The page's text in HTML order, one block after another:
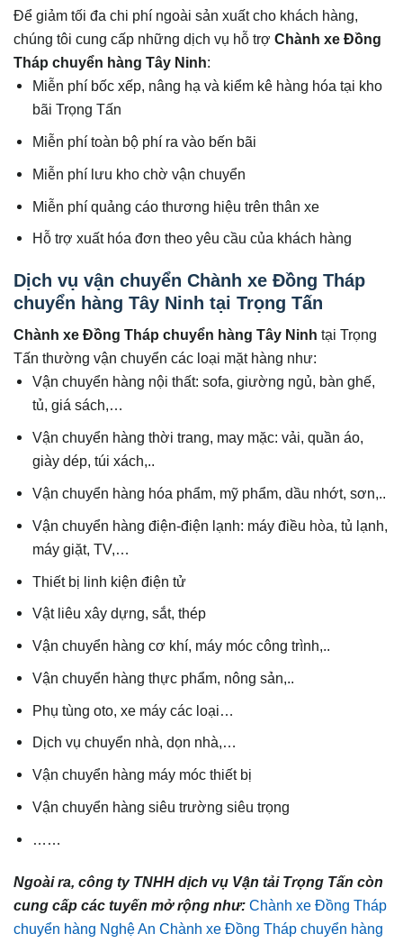
Để giảm tối đa chi phí ngoài sản xuất cho khách hàng,
chúng tôi cung cấp những dịch vụ hỗ trợ Chành xe Đồng
Tháp chuyển hàng Tây Ninh:
Miễn phí bốc xếp, nâng hạ và kiểm kê hàng hóa tại kho
bãi Trọng Tấn
Miễn phí toàn bộ phí ra vào bến bãi
Miễn phí lưu kho chờ vận chuyển
Miễn phí quảng cáo thương hiệu trên thân xe
Hỗ trợ xuất hóa đơn theo yêu cầu của khách hàng
Dịch vụ vận chuyển Chành xe Đồng Tháp
chuyển hàng Tây Ninh tại Trọng Tấn
Chành xe Đồng Tháp chuyển hàng Tây Ninh tại Trọng
Tấn thường vận chuyển các loại mặt hàng như:
Vận chuyển hàng nội thất: sofa, giường ngủ, bàn ghế,
tủ, giá sách,…
Vận chuyển hàng thời trang, may mặc: vải, quần áo,
giày dép, túi xách,..
Vận chuyển hàng hóa phẩm, mỹ phẩm, dầu nhớt, sơn,..
Vận chuyển hàng điện-điện lạnh: máy điều hòa, tủ lạnh,
máy giặt, TV,…
Thiết bị linh kiện điện tử
Vật liêu xây dựng, sắt, thép
Vận chuyển hàng cơ khí, máy móc công trình,..
Vận chuyển hàng thực phẩm, nông sản,..
Phụ tùng oto, xe máy các loại…
Dịch vụ chuyển nhà, dọn nhà,…
Vận chuyển hàng máy móc thiết bị
Vận chuyển hàng siêu trường siêu trọng
……
Ngoài ra, công ty TNHH dịch vụ Vận tải Trọng Tấn còn
cung cấp các tuyến mở rộng như: Chành xe Đồng Tháp
chuyển hàng Nghệ An Chành xe Đồng Tháp chuyển hàng